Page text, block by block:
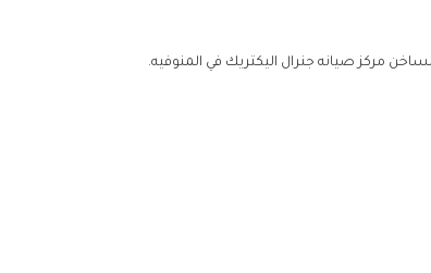
مركز صيانه جنرال اليكتريك في المنوفيه.